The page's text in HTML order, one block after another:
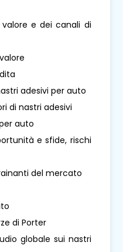
valore e dei canali di
adesivi per auto
di nastri adesivi
auto
e sfide, rischi
del mercato
di Porter
globale sui nastri